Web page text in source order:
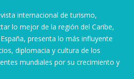
internacional de turismo,
lo mejor de la región del Caribe,
presenta lo más influyente
diplomacia y cultura de los
mundiales por su crecimiento y